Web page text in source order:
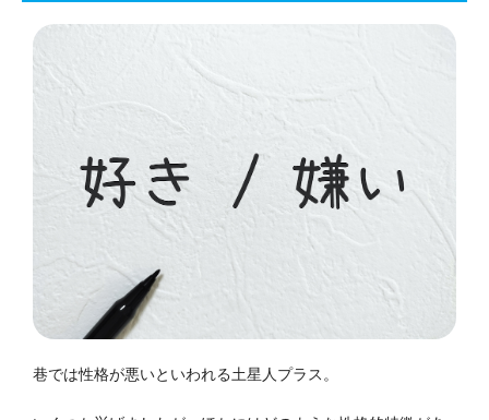
巷では性格が悪いといわれる土星人プラス。